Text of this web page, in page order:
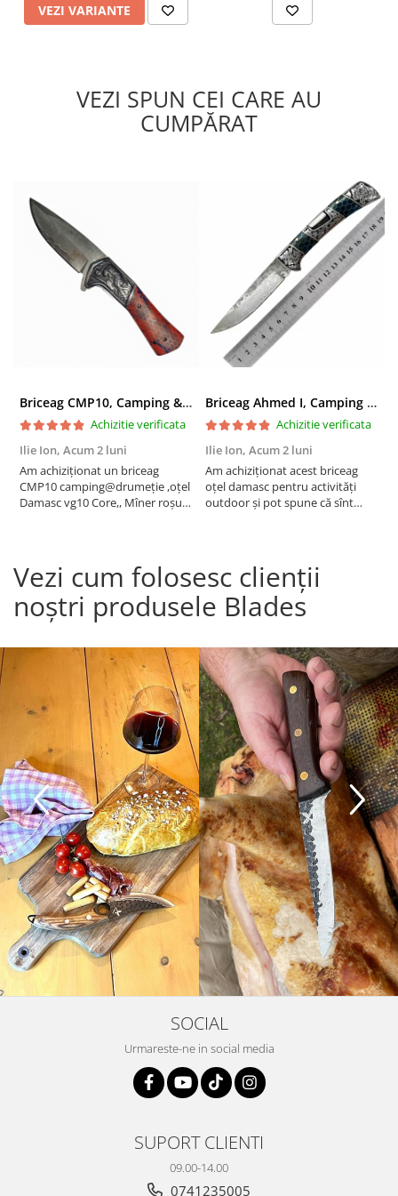
VEZI VARIANTE
VEZI SPUN CEI CARE AU
CUMPĂRAT
Briceag CMP10, Camping & Drumetie, Otel Damasc VG10 Core, Maner Albastru, 23 cm
Achizitie verificata
Ilie Ion, Acum 2 luni
Am achiziționat un briceag
CMP10 camping@drumeție ,oțel
Damasc vg10 Core,, Mîner roșu
,bine ascuțit,recomand , vă
mulțumesc!
Briceag Ahmed I, Camping & Drumetie, Otel Damasc VG10 Core, Maner Rosu Fosforescent, 22 cm
Achizitie verificata
Ilie Ion, Acum 2 luni
Am achiziționat acest briceag
oțel damasc pentru activități
outdoor și pot spune că sînt
Vezi cum folosesc clienții
noștri produsele Blades
SOCIAL
Urmareste-ne in social media
SUPORT CLIENTI
09.00-14.00
0741235005